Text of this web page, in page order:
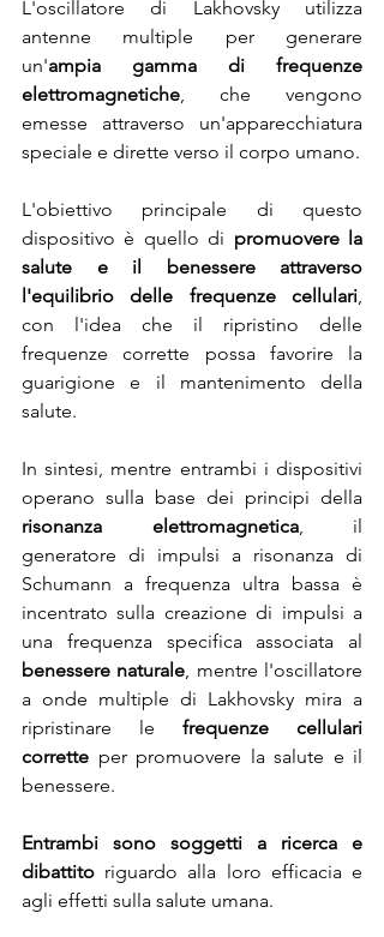
L'oscillatore di Lakhovsky utilizza
antenne multiple per generare
un'ampia gamma di frequenze
elettromagnetiche, che vengono
emesse attraverso un'apparecchiatura
speciale e dirette verso il corpo umano.
L'obiettivo principale di questo
dispositivo è quello di promuovere la
salute e il benessere attraverso
l'equilibrio delle frequenze cellulari,
con l'idea che il ripristino delle
frequenze corrette possa favorire la
guarigione e il mantenimento della
salute.
In sintesi, mentre entrambi i dispositivi
risonanza elettromagnetica, il
generatore di impulsi a risonanza di
Schumann a frequenza ultra bassa è
incentrato sulla creazione di impulsi a
benessere naturale, mentre l'oscillatore
a onde multiple di Lakhovsky mira a
ripristinare le frequenze cellulari
corrette per promuovere la salute e il
benessere.
Entrambi sono soggetti a ricerca e
dibattito riguardo alla loro efficacia e
agli effetti sulla salute umana.